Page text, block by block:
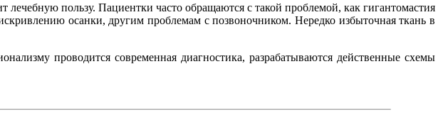
пользу. Пациентки часто обращаются с такой проблемой, как гигантомастия
осанки, другим проблемам с позвоночником. Нередко избыточная ткань в
проводится современная диагностика, разрабатываются действенные схемы